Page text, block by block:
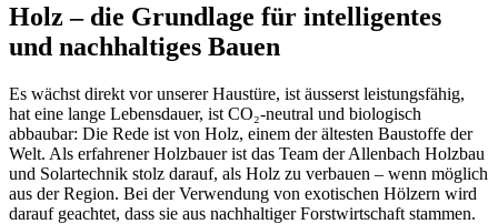
Holz – die Grundlage für intelligentes
und nachhaltiges Bauen
Es wächst direkt vor unserer Haustüre, ist äusserst leistungsfähig,
hat eine lange Lebensdauer, ist CO₂-neutral und biologisch
abbaubar: Die Rede ist von Holz, einem der ältesten Baustoffe der
Welt. Als erfahrener Holzbauer ist das Team der Allenbach Holzbau
und Solartechnik stolz darauf, als Holz zu verbauen – wenn möglich
aus der Region. Bei der Verwendung von exotischen Hölzern wird
darauf geachtet, dass sie aus nachhaltiger Forstwirtschaft stammen.